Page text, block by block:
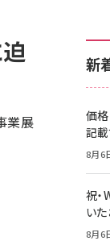
業展
新
価
記載
8月6
祝
いた
8月6